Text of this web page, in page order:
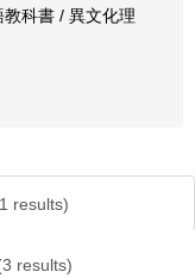
科書 / 異文化理
1 results)
3 results)